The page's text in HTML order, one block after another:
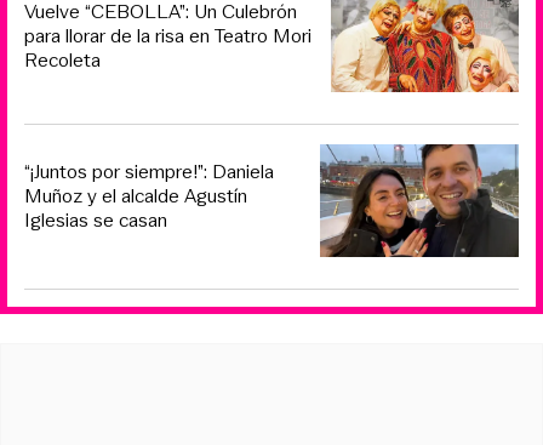
Vuelve “CEBOLLA”: Un Culebrón
para llorar de la risa en Teatro Mori
Recoleta
“¡Juntos por siempre!”: Daniela
Muñoz y el alcalde Agustín
Iglesias se casan